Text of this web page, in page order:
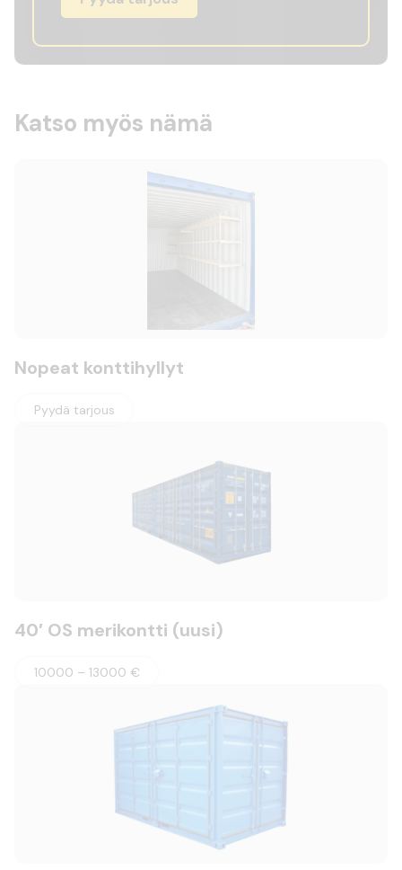
Katso myös nämä
Nopeat konttihyllyt
Pyydä tarjous
40′ OS merikontti (uusi)
10000 – 13000 €